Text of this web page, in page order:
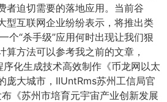
者迫切需要的落地应用。当前谷
型互联网企业纷纷表示，将推出类
个“杀手级”应用何时出现让我们狠
算方法可以参考我之前的文章，
化生成技术高效制作《币龙网以太
庞大城市，IIUntRms苏州工信局官
《苏州市培育元宇宙产业创新发展